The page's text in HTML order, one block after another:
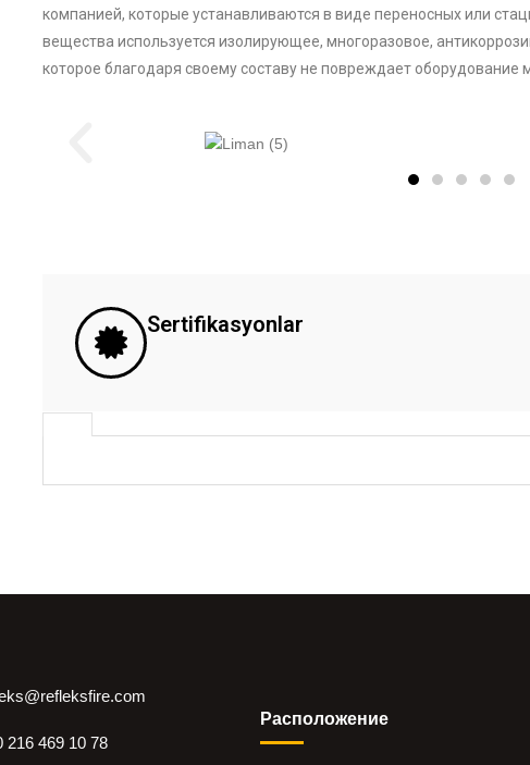
компанией, которые устанавливаются в виде переносных или
вещества используется изолирующее, многоразовое,
которое благодаря своему составу не повреждает оборудование
Sertifikasyonlar
216 469 10 78
Pасположение